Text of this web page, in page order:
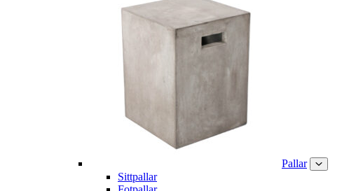
Pallar
Sittpallar